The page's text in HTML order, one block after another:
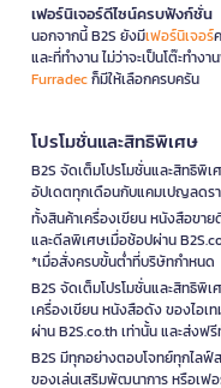
เฟอร์นิเจอร์ดีไซน์ครบฟังก์ชั่น
นอกจากนี้ B2S ยังมีเฟอร์นิเจอร์
และที่ทำงาน ไม่ว่าจะเป็นโต๊ะทำง
Furradecก็มีให้เลือกครบครัน
โปรโมชั่นและสิทธิพิเศษ
B2S จัดเต็มโปรโมชั่นและสิทธิพิ
อัปเดตทุกเดือนกับแคมเปญลดร
ทั้งสินค้าเครื่องเขียน หนังสือขา
และดีลพิเศษเมื่อช้อปผ่าน
*เมื่อสั่งครบขั้นต่ำที่บริษัทกำหนด
B2S จัดเต็มโปรโมชั่นและสิทธิพิ
เครื่องเขียน หนังสือดัง ของไอ
ผ่าน B2S.co.th เท่านั้น และส่งฟ
B2S มีทุกอย่างตอบโจทย์ทุกไลฟ์
ของเล่นเสริมพัฒนาการ หรือเฟ